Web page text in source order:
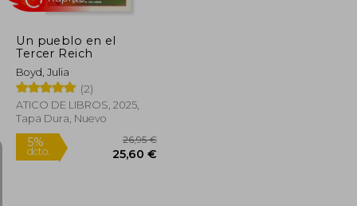
Un pueblo en el
Tercer Reich
Boyd, Julia
(2)
ATICO DE LIBROS, 2025,
Tapa Dura, Nuevo
Rápido